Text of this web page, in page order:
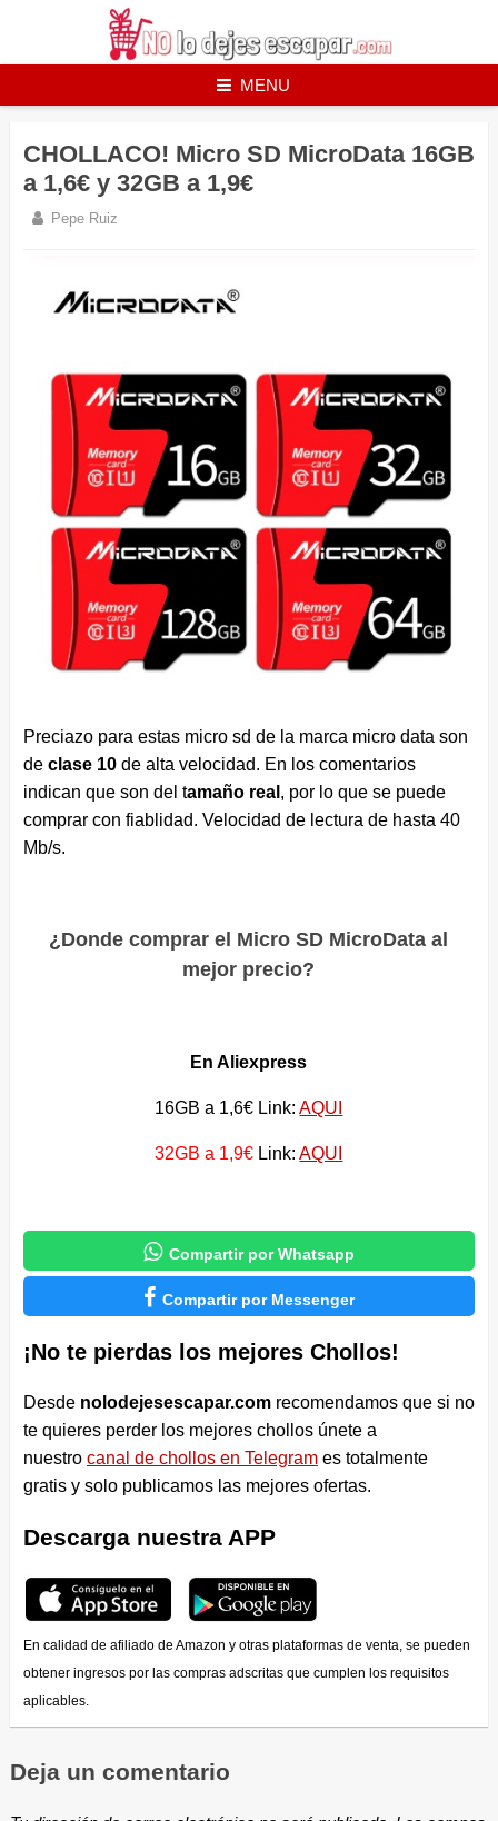
MENU
CHOLLACO! Micro SD MicroData 16GB
a 1,6€ y 32GB a 1,9€
Pepe Ruiz
Preciazo para estas micro sd de la marca micro data son
de clase 10de alta velocidad. En los comentarios
indican que son del tamaño real , por lo que se puede
comprar con fiablidad. Velocidad de lectura de hasta 40
Mb/s.
¿Donde comprar el Micro SD MicroData al
mejor precio?
En Aliexpress
16GB a 1,6€ Link:AQUI
32GB a 1,9€ Link: AQUI
 Compartir por Whatsapp
 Compartir por Messenger
¡No te pierdas los mejores Chollos!
Desde nolodejesescapar.comrecomendamos que si no
te quieres perder los mejores chollos únete a
nuestro canal de chollos en Telegrames totalmente
gratis y solo publicamos las mejores ofertas.
Descarga nuestra APP
En calidad de afiliado de Amazon y otras plataformas de venta, se pueden
obtener ingresos por las compras adscritas que cumplen los requisitos
aplicables.
Deja un comentario